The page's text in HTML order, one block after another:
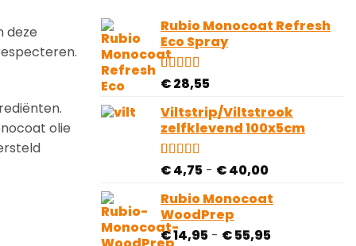
deze
olie
Rubio Monocoat Refresh
Eco Spray
Gewaardeerd
op 5
gebaseerd
op
4
klantbeoordelingen
€28,55
Viltstrip/Viltstrook
zelfklevend 100x5cm
Gewaardeerd
op 5
gebaseerd
op
81
klantbeoordelingen
€4,75 - €40,00Prijsklasse:
tot
Rubio Monocoat
WoodPrep
€14,95 - €55,95Prijsklasse: